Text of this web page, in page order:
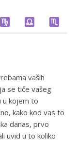
vaših
se tiče vašeg
u kojem to
kako kod vas to
danas, prvo
uvid u to koliko